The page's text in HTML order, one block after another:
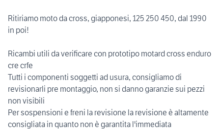
Ritiriamo moto da cross, giapponesi, 125 250 450, dal 1990
in poi!
Ricambi utili da verificare con prototipo motard cross enduro
cre crfe
Tutti i componenti soggetti ad usura, consigliamo di
revisionarli pre montaggio, non si danno garanzie sui pezzi
non visibili
Per sospensioni e freni la revisione la revisione è altamente
consigliata in quanto non è garantita l'immediata